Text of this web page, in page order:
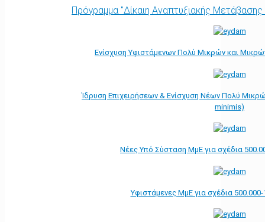
Πρόγραμμα "Δίκαιη Αναπτυξιακής
Ενίσχυση Υφιστάμενων Πολύ Μικρών και
Ίδρυση Επιχειρήσεων & Ενίσχυση Νέων Πολύ
minimis)
Νέες Υπό Σύσταση ΜμΕ για σχέδια
Υφιστάμενες ΜμΕ για σχέδια